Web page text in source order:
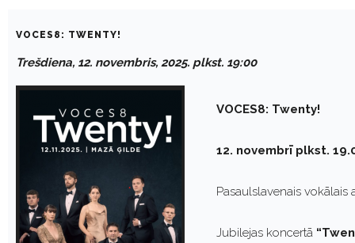
VOCES8: TWENTY!
Trešdiena, 12. novembris, 2025. plkst. 19:00
VOCES8: Twenty!
12. novembrī plkst.
Pasaulslavenais
Jubilejas koncertā